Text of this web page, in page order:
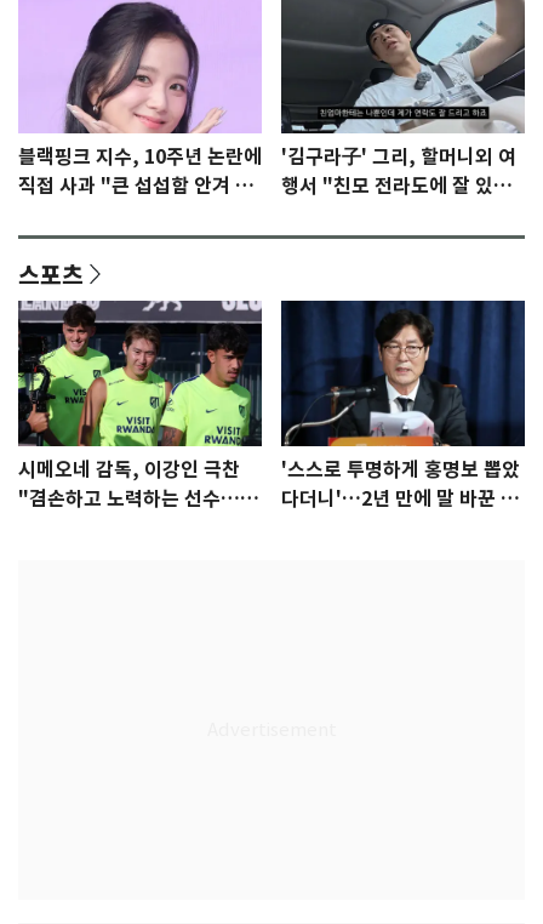
블랙핑크 지수, 10주년 논란에
직접 사과 "큰 섭섭함 안겨 미
'김구라子' 그리, 할머니외 여
행서 "친모 전라도에 잘 있
스포츠
시메오네 감독, 이강인 극찬
"겸손하고 노력하는 선수…좋
'스스로 투명하게 홍명보 뽑았
다더니'…2년 만에 말 바꾼 이